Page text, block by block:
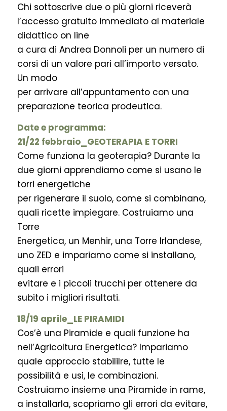
Chi sottoscrive due o più giorni riceverà
l’accesso gratuito immediato al materiale
didattico on line
a cura di Andrea Donnoli per un numero di
corsi di un valore pari all’importo versato.
Un modo
per arrivare all’appuntamento con una
preparazione teorica prodeutica.
Date e programma:
21/22 febbraio_GEOTERAPIA E TORRI
Come funziona la geoterapia? Durante la
due giorni apprendiamo come si usano le
torri energetiche
per rigenerare il suolo, come si combinano,
quali ricette impiegare. Costruiamo una
Torre
Energetica, un Menhir, una Torre Irlandese,
uno ZED e impariamo come si installano,
quali errori
evitare e i piccoli trucchi per ottenere da
subito i migliori risultati.
18/19 aprile_LE PIRAMIDI
Cos’è una Piramide e quali funzione ha
nell’Agricoltura Energetica? Impariamo
quale approccio stabililre, tutte le
possibilità e usi, le combinazioni.
Costruiamo insieme una Piramide in rame,
a installarla, scopriamo gli errori da evitare,